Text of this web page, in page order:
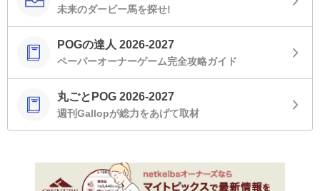
未来のダービー馬を探せ!
POGの達人 2026-2027
ペーパーオーナーゲーム完全攻略ガイド
丸ごとPOG 2026-2027
週刊Gallopが総力をあげて取材